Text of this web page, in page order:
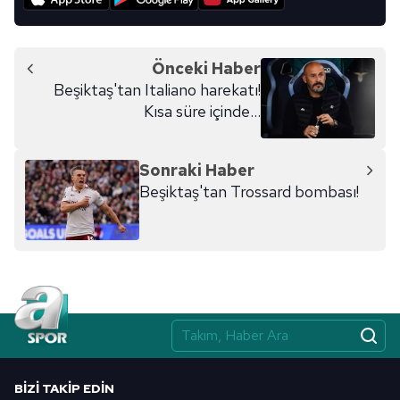
Önceki Haber
Beşiktaş'tan Italiano harekatı!
Kısa süre içinde...
Sonraki Haber
Beşiktaş'tan Trossard bombası!
BIZI TAKIP EDIN